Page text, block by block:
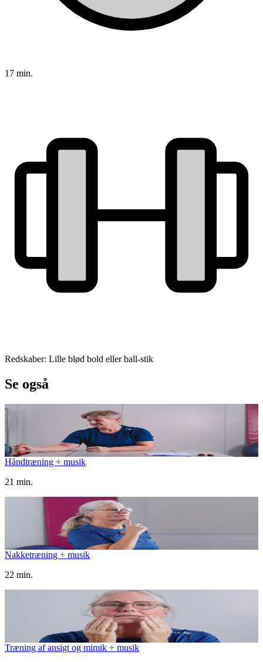
17 min.
Redskaber: Lille blød bold eller ball-stik
Se også
Håndtræning ÷ musik
21 min.
Nakketræning ÷ musik
22 min.
Træning af ansigt og mimik ÷ musik